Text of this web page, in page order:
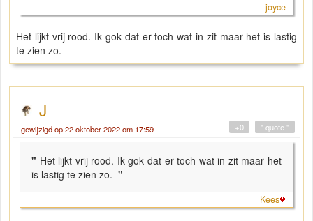
joyce
Het lijkt vrij rood. Ik gok dat er toch wat in zit maar het is lastig
te zien zo.
J
gewijzigd op 22 oktober 2022 om 17:59 " quote "
+0
" Het lijkt vrij rood. Ik gok dat er toch wat in zit maar het
is lastig te zien zo. "
Kees